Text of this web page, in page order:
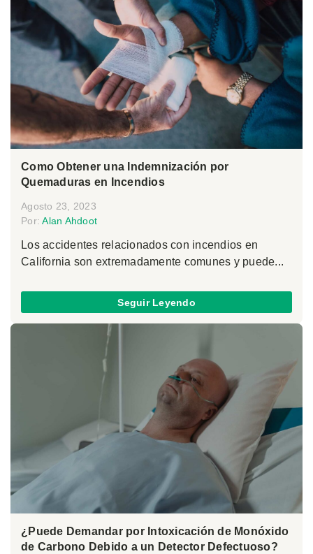
Como Obtener una Indemnización por
Quemaduras en Incendios
Agosto 23, 2023
Por:Alan Ahdoot
Los accidentes relacionados con incendios en
California son extremadamente comunes y puede...
Seguir Leyendo
¿Puede Demandar por Intoxicación de Monóxido
de Carbono Debido a un Detector Defectuoso?